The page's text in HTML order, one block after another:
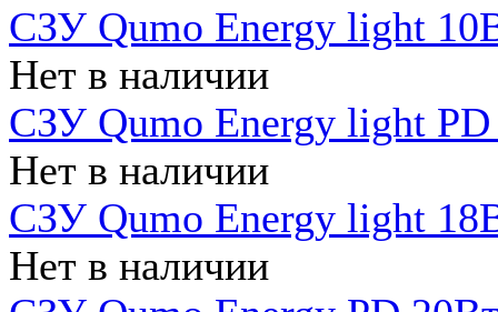
СЗУ Qumo Energy light
Нет в наличии
СЗУ Qumo Energy light
Нет в наличии
СЗУ Qumo Energy light
Нет в наличии